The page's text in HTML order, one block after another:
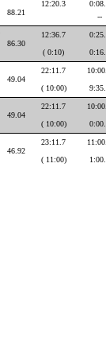
88.21
12:20.3
--
86.30
12:36.7
( 0:10)
49.04
22:11.7
( 10:00)
49.04
22:11.7
( 10:00)
46.92
23:11.7
( 11:00)